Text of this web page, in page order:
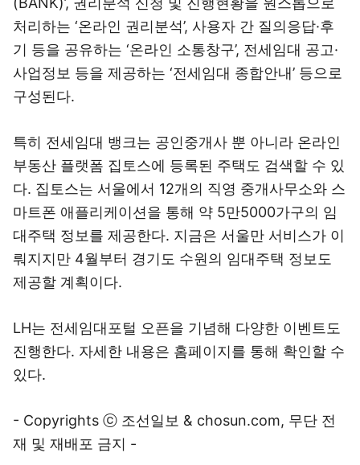
처리하는 ‘온라인 권리분석’, 사용자 간 질의응답·후
기 등을 공유하는 ‘온라인 소통창구’, 전세임대 공고·
사업정보 등을 제공하는 ‘전세임대 종합안내’ 등으로
구성된다.
특히 전세임대 뱅크는 공인중개사 뿐 아니라 온라인
부동산 플랫폼 집토스에 등록된 주택도 검색할 수 있
다. 집토스는 서울에서 12개의 직영 중개사무소와 스
마트폰 애플리케이션을 통해 약 5만5000가구의 임
대주택 정보를 제공한다. 지금은 서울만 서비스가 이
뤄지지만 4월부터 경기도 수원의 임대주택 정보도
제공할 계획이다.
LH는 전세임대포털 오픈을 기념해 다양한 이벤트도
진행한다. 자세한 내용은 홈페이지를 통해 확인할 수
있다.
- Copyrights ⓒ 조선일보 & chosun.com, 무단 전
재 및 재배포 금지 -